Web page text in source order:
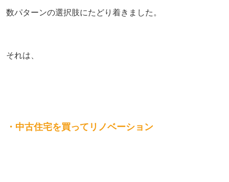
数パターンの選択肢にたどり着きました。
それは、
・ 中古住宅を買ってリノベーション